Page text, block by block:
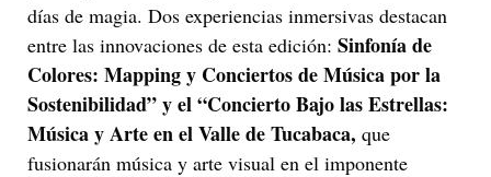
días de magia. Dos experiencias inmersivas destacan
entre las innovaciones de esta edición: Sinfonía de
Colores: Mapping y Conciertos de Música por la
Sostenibilidad” y el “Concierto Bajo las Estrellas:
Música y Arte en el Valle de Tucabaca, que
fusionarán música y arte visual en el imponente